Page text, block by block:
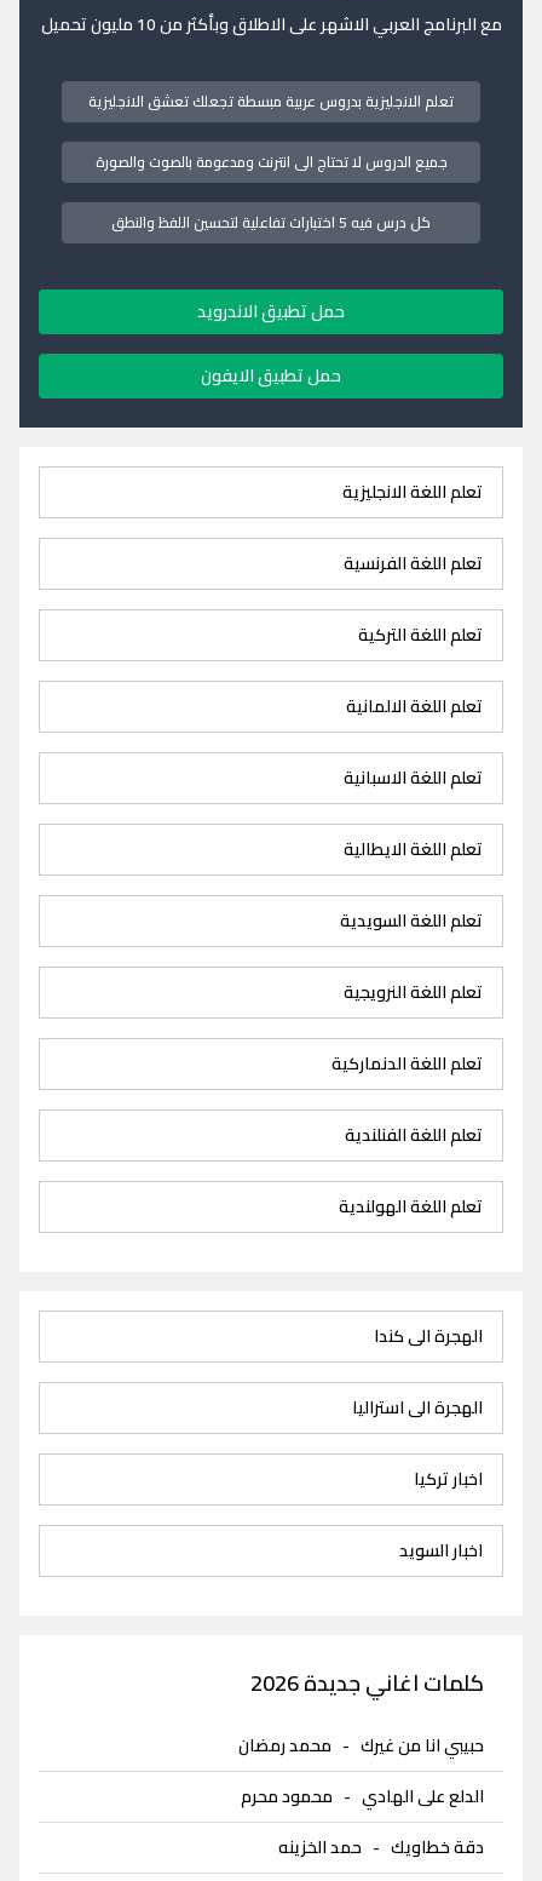
مع البرنامج العربي الاشهر على الاطلاق وبأكثر من 10 مليون تحميل
تعلم الانجليزية بدروس عربية مبسطة تجعلك تعشق الانجليزية
جميع الدروس لا تحتاج الى انترنت ومدعومة بالصوت والصورة
كل درس فيه 5 اختبارات تفاعلية لتحسين اللفظ والنطق
حمل تطبيق الاندرويد
حمل تطبيق الايفون
تعلم اللغة الانجليزية
تعلم اللغة الفرنسية
تعلم اللغة التركية
تعلم اللغة الالمانية
تعلم اللغة الاسبانية
تعلم اللغة الايطالية
تعلم اللغة السويدية
تعلم اللغة النرويجية
تعلم اللغة الدنماركية
تعلم اللغة الفنلندية
تعلم اللغة الهولندية
الهجرة الى كندا
الهجرة الى استراليا
اخبار تركيا
اخبار السويد
كلمات اغاني جديدة 2026
حبيبي انا من غيرك - محمد رمضان
الدلع على الهادي - محمود محرم
دقة خطاويك - حمد الخزينه